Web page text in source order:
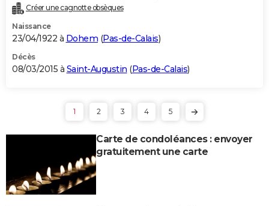
Créer une cagnotte obsèques
Naissance
23/04/1922 à Dohem (Pas-de-Calais)
Décès
08/03/2015 à Saint-Augustin (Pas-de-Calais)
1 2 3 4 5
Carte de condoléances : envoyer
gratuitement une carte